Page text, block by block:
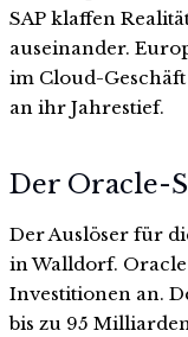
SAP klaffen
auseinander.
im Cloud-
an ihr Jahrestief.
Der Oracle-
Der Auslöser für
in Walldorf.
Investitionen an.
bis zu 95